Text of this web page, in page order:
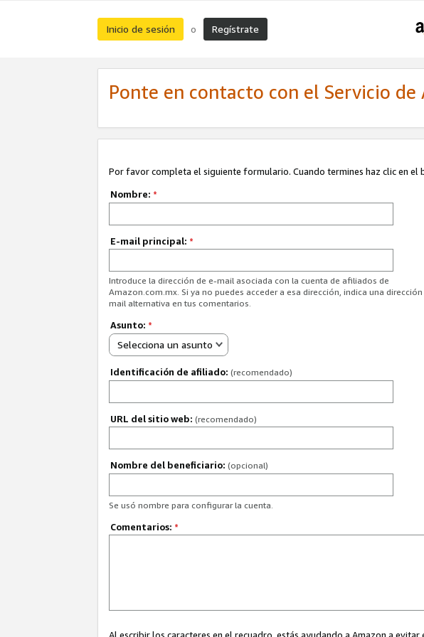
Inicio de sesión o Regístrate
Ponte en contacto con el Servicio
Por favor completa el siguiente formulario. Cuando termines haz clic en el
Nombre: *
E-mail principal: *
Introduce la dirección de e-mail asociada con la cuenta de afiliados de
Amazon.com.mx. Si ya no puedes acceder a esa dirección, indica una
mail alternativa en tus comentarios.
Asunto: *
Selecciona un asunto
Identificación de afiliado: (recomendado)
URL del sitio web: (recomendado)
Nombre del beneficiario: (opcional)
Se usó nombre para configurar la cuenta.
Comentarios: *